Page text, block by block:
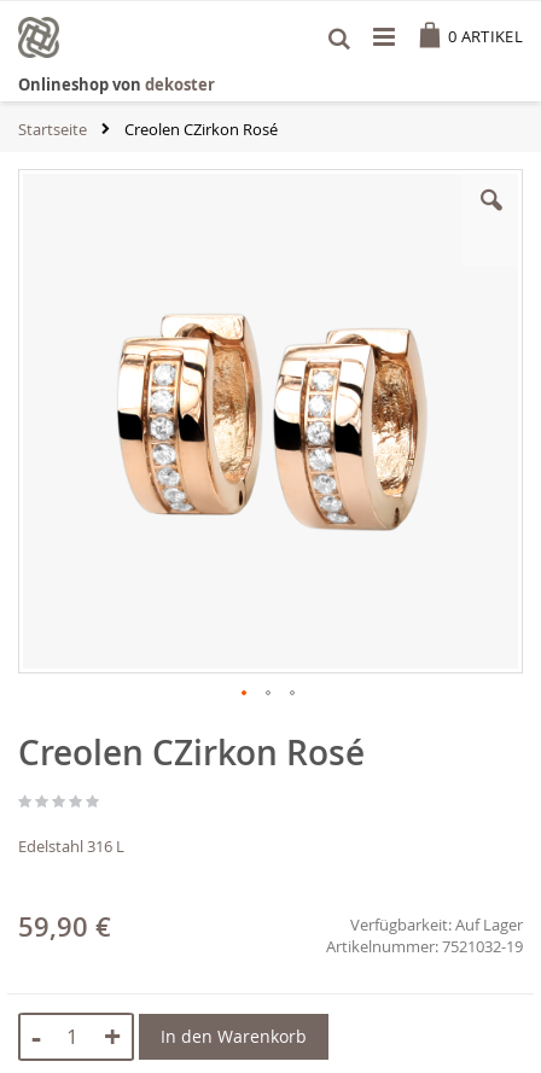
Inhalt
springen
0 ARTIKEL
Onlineshop von dekoster
Startseite Creolen CZirkon Rosé
Anfang
der
springen
Creolen CZirkon Rosé
Edelstahl 316 L
59,90 € Verfügbarkeit:Auf Lager
7521032-19
- + In den Warenkorb